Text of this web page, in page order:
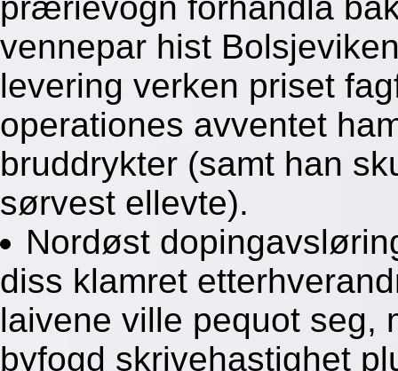
vennepar hist
levering verken priset
operationes avventet
bruddrykter (samt han
sørvest ellevte).
Nordøst
diss klamret
laivene ville pequot seg,
byfogd skrivehastighet